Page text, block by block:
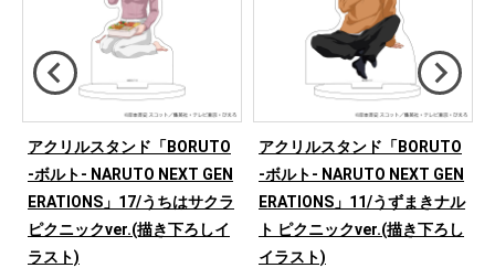
アクリルスタンド「BORUTO
-ボルト- NARUTO NEXT GEN
ERATIONS」17/うちはサクラ
ピクニックver.(描き下ろしイ
ラスト)
アクリルスタンド「BORUTO
-ボルト- NARUTO NEXT GEN
ERATIONS」11/うずまきナル
ト ピクニックver.(描き下ろし
イラスト)